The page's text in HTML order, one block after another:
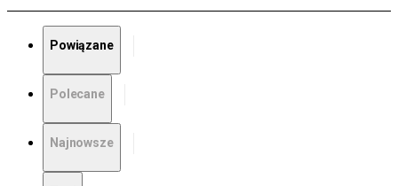
Powiązane
Polecane
Najnowsze